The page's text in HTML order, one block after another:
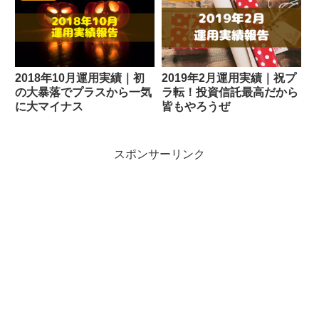
2018年10月運用実績｜初
の大暴落でプラスから一気
に大マイナス
2019年2月運用実績｜祝プ
ラ転！投資信託最高だから
皆もやろうぜ
スポンサーリンク